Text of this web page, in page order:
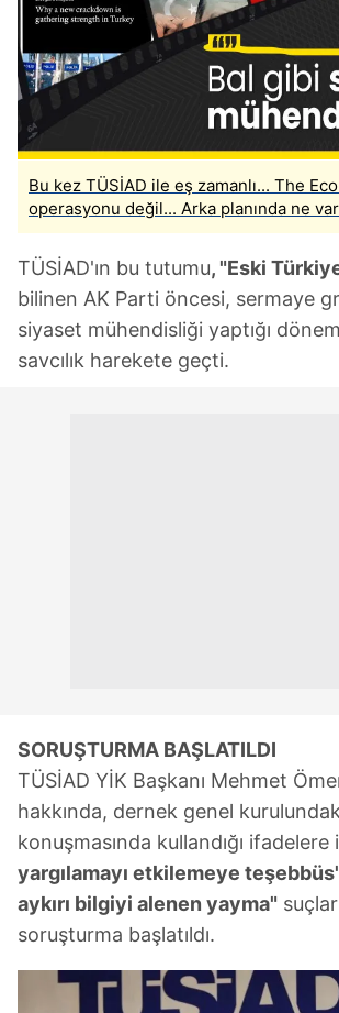
Bu kez TÜSİAD ile eş zamanlı... The
operasyonu değil... Arka planında ne
TÜSİAD'ın bu tutumu, "Eski
bilinen AK Parti öncesi, sermaye
siyaset mühendisliği yaptığı
savcılık harekete geçti.
SORUŞTURMA BAŞLATILDI
TÜSİAD YİK Başkanı Mehmet
hakkında, dernek genel
konuşmasında kullandığı ifadelere
yargılamayı etkilemeye
aykırı bilgiyi alenen yayma"
soruşturma başlatıldı.